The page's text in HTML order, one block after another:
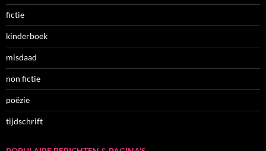
fictie
kinderboek
misdaad
non fictie
poëzie
tijdschrift